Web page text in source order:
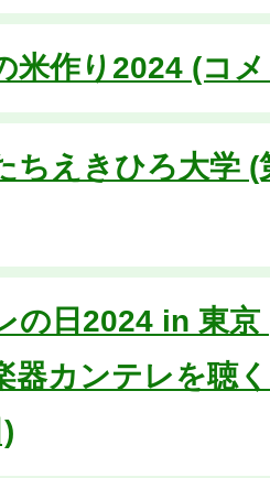
米作り2024 (コ
ちえきひろ大学
の日2024 in 東
器カンテレを聴